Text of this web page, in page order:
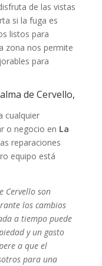
de las vistas
si la fuga es
listos para
zona nos permite
para
de Cervello,
cualquier
o negocio en La
reparaciones
equipo está
Cervello son
los cambios
a tiempo puede
y un gasto
a que el
para una